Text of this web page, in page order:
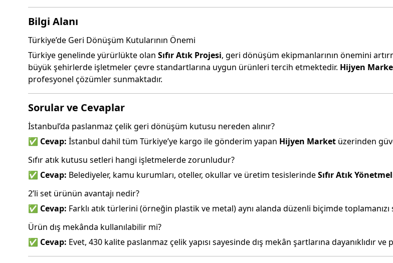
Bilgi Alanı
Türkiye’de Geri Dönüşüm Kutularının Önemi
Türkiye genelinde yürürlükte olan Sıfır Atık Projesi, geri dönüşüm ekipmanlarının önemini
büyük şehirlerde işletmeler çevre standartlarına uygun ürünleri tercih etmektedir. Hijyen
profesyonel çözümler sunmaktadır.
Sorular ve Cevaplar
İstanbul’da paslanmaz çelik geri dönüşüm kutusu nereden alınır?
✅ Cevap: İstanbul dahil tüm Türkiye’ye kargo ile gönderim yapan Hijyen Market üzerinden
Sıfır atık kutusu setleri hangi işletmelerde zorunludur?
✅ Cevap: Belediyeler, kamu kurumları, oteller, okullar ve üretim tesislerindeSıfır Atık
2’li set ürünün avantajı nedir?
✅ Cevap: Farklı atık türlerini (örneğin plastik ve metal) aynı alanda düzenli biçimde
Ürün dış mekânda kullanılabilir mi?
✅ Cevap: Evet, 430 kalite paslanmaz çelik yapısı sayesinde dış mekân şartlarına dayanıklıdır ve